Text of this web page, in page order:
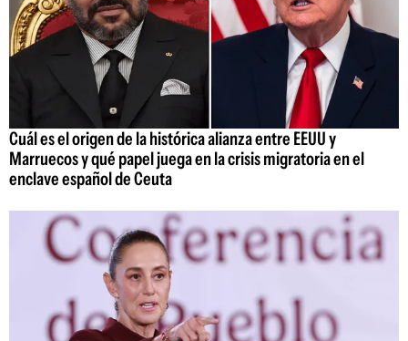
Cuál es el origen de la histórica alianza entre EEUU y
Marruecos y qué papel juega en la crisis migratoria en el
enclave español de Ceuta